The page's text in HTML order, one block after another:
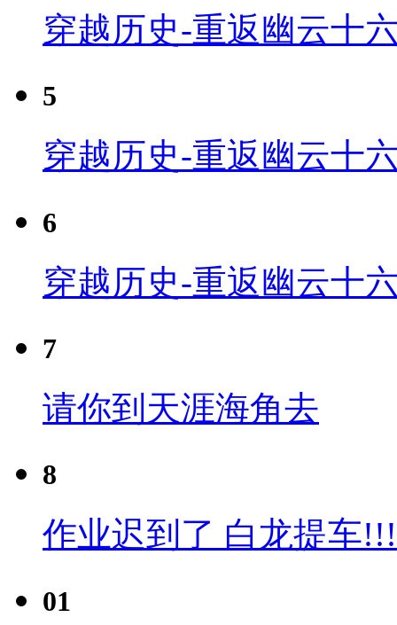
穿越历史-重返幽云十
5
穿越历史-重返幽云十
6
穿越历史-重返幽云十
7
请你到天涯海角去
8
作业迟到了 白龙提车
01